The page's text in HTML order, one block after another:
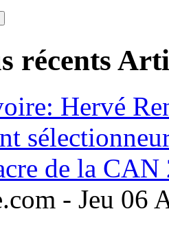
récents
- Jeu 06